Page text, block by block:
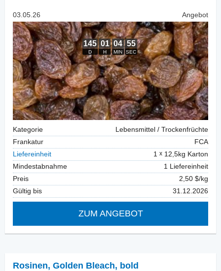
03.05.26 Angebot
Kategorie
Lebensmittel / Trockenfrüchte
Frankatur
FCA
Liefereinheit
1
12,5kg Karton
Mindestabnahme
1 Liefereinheit
Preis
2,50 $/kg
Gültig bis
31.12.2026
ZUM ANGEBOT
Rosinen, Golden Bleach, bold